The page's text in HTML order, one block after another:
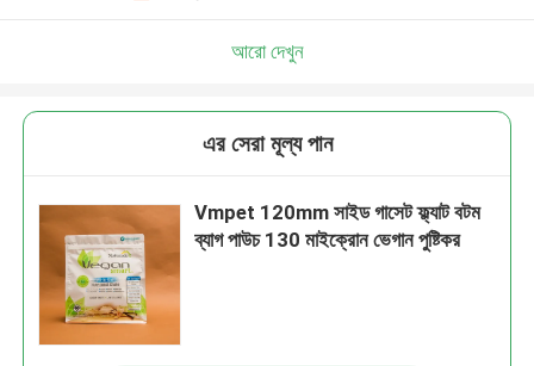
আরো দেখুন
এর সেরা মূল্য পান
Vmpet 120mm সাইড গাসেট ফ্ল্যাট বটম
ব্যাগ পাউচ 130 মাইক্রোন ভেগান পুষ্টিকর